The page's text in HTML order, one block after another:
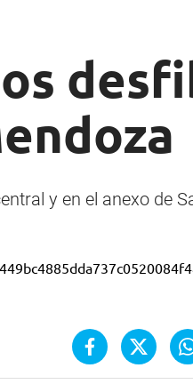
y en el anexo de